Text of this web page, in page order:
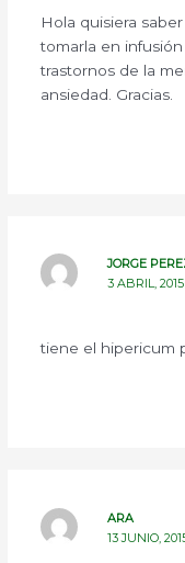
Hola quisiera
tomarla en
trastornos de la
ansiedad. Gracias.
JORGE
3 ABRIL,
tiene el hipericum
ARA
13 JUNIO,